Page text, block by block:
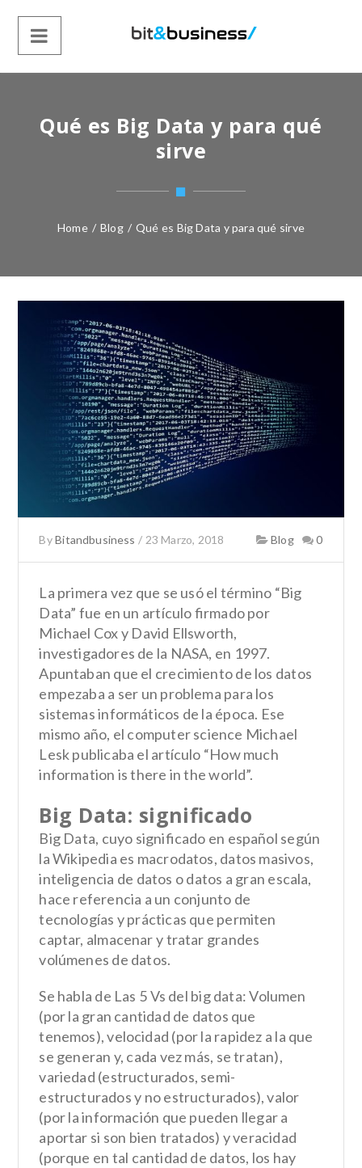
Qué es Big Data y para qué
sirve
Home / Blog / Qué es Big Data y para qué sirve
ByBitandbusiness / 23 Marzo, 2018 Blog 0
La primera vez que se usó el término “Big
Data” fue en un artículo firmado por
Michael Cox y David Ellsworth,
investigadores de la NASA, en 1997.
Apuntaban que el crecimiento de los datos
empezaba a ser un problema para los
sistemas informáticos de la época. Ese
mismo año, el computer science Michael
Lesk publicaba el artículo “How much
information is there in the world”.
Big Data: significado
Big Data, cuyo significado en español según
la Wikipedia es macrodatos, datos masivos,
inteligencia de datos o datos a gran escala,
hace referencia a un conjunto de
tecnologías y prácticas que permiten
captar, almacenar y tratar grandes
volúmenes de datos.
Se habla de Las 5 Vs del big data: Volumen
(por la gran cantidad de datos que
tenemos), velocidad (por la rapidez a la que
se generan y, cada vez más, se tratan),
variedad (estructurados, semi-
estructurados y no estructurados), valor
(por la información que pueden llegar a
aportar si son bien tratados) y veracidad
(porque en tal cantidad de datos, los hay